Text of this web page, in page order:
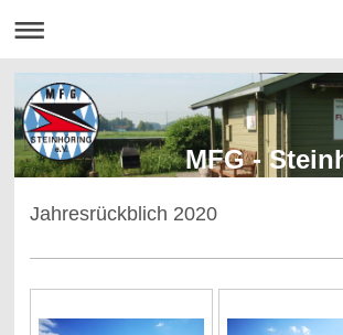
MFG -
Jahresrückblich 2020